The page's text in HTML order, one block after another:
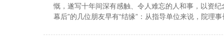
慨，遂写十年间深有感触、令人难忘的人和事，以资
幕后”的几位朋友早有“结缘”：从指导单位来说，院理